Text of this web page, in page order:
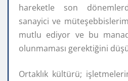
hareketle son
sanayici ve
mutlu ediyor ve bu
olunmaması gerektiğini
Ortaklık kültürü;